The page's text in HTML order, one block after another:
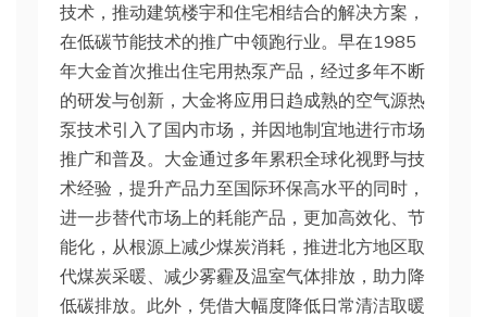
技术，推动建筑楼宇和住宅相结合的解决方案，
在低碳节能技术的推广中领跑行业。早在1985
年大金首次推出住宅用热泵产品，经过多年不断
的研发与创新，大金将应用日趋成熟的空气源热
泵技术引入了国内市场，并因地制宜地进行市场
推广和普及。大金通过多年累积全球化视野与技
术经验，提升产品力至国际环保高水平的同时，
进一步替代市场上的耗能产品，更加高效化、节
能化，从根源上减少煤炭消耗，推进北方地区取
代煤炭采暖、减少雾霾及温室气体排放，助力降
低碳排放。此外，凭借大幅度降低日常清洁取暖